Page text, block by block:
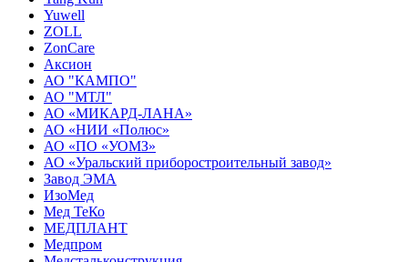
Yuwell
ZOLL
ZonCare
Аксион
АО "КАМПО"
АО "МТЛ"
АО «МИКАРД-ЛАНА»
АО «НИИ «Полюс»
АО «ПО «УОМЗ»
АО «Уральский приборостроительный завод»
Завод ЭМА
ИзоМед
Мед ТеКо
МЕДПЛАНТ
Медпром